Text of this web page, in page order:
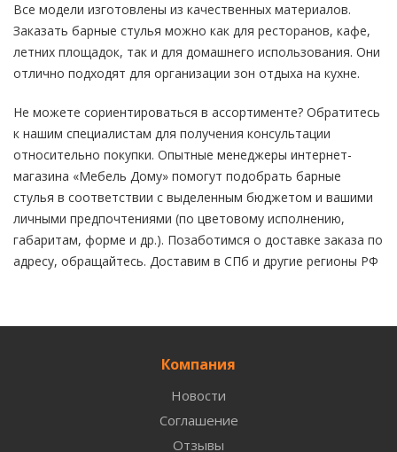
Все модели изготовлены из качественных материалов.
Заказать барные стулья можно как для ресторанов, кафе,
летних площадок, так и для домашнего использования. Они
отлично подходят для организации зон отдыха на кухне.
Не можете сориентироваться в ассортименте? Обратитесь
к нашим специалистам для получения консультации
относительно покупки. Опытные менеджеры интернет-
магазина «Мебель Дому» помогут подобрать барные
стулья в соответствии с выделенным бюджетом и вашими
личными предпочтениями (по цветовому исполнению,
габаритам, форме и др.). Позаботимся о доставке заказа по
адресу, обращайтесь. Доставим в СПб и другие регионы РФ
Компания
Новости
Соглашение
Отзывы